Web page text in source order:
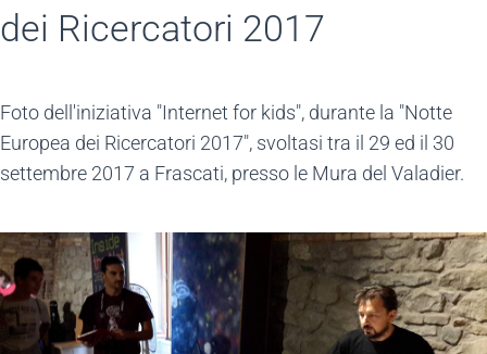
dei Ricercatori 2017
Foto dell'iniziativa "Internet for kids", durante la "Notte
Europea dei Ricercatori 2017", svoltasi tra il 29 ed il 30
settembre 2017 a Frascati, presso le Mura del Valadier.